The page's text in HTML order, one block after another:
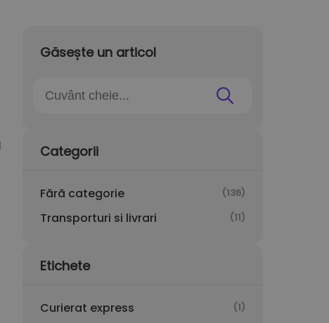
Găsește un articol
Categorii
Fără categorie (136)
Transporturi si livrari (11)
Etichete
Curierat express (1)